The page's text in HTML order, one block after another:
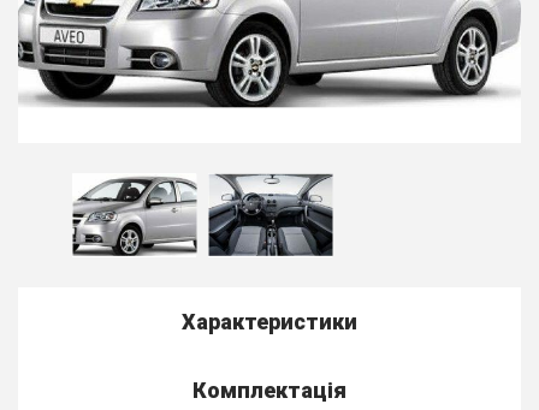
Характеристики
Комплектація